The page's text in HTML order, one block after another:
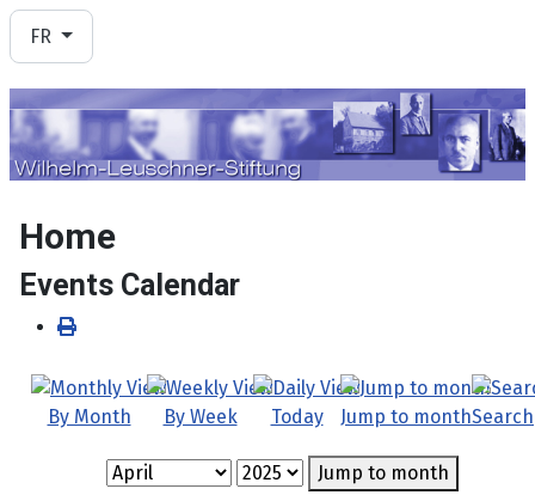
Sélectionnez votre langue
FR
Home
Events Calendar
By Month By Week Today Jump to monthSearch
Jump to month